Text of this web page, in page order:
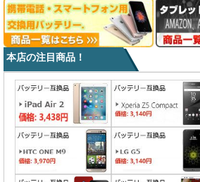
本店の注目商品！